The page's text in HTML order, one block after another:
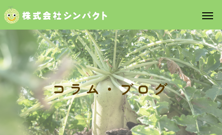
コラム・ブログ